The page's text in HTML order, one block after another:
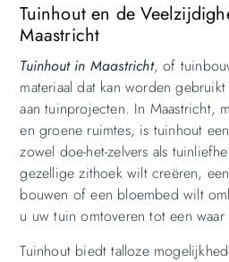
Tuinhout en de
Maastricht
Tuinhout in Maastricht, of
materiaal dat kan worden
aan tuinprojecten. In Maastricht,
en groene ruimtes, is tuinhout
zowel doe-het-zelvers als
gezellige zithoek wilt creëren,
bouwen of een bloembed wilt
u uw tuin omtoveren tot een waar
Tuinhout biedt talloze